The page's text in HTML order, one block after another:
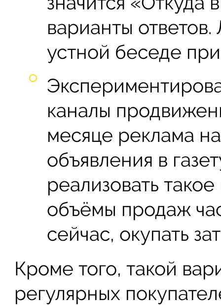
варианты
устной беседе
каналы
месяце реклама
объявления в
реализовать
объёмы продаж
сейчас, окупать
Кроме того, такой
регулярных